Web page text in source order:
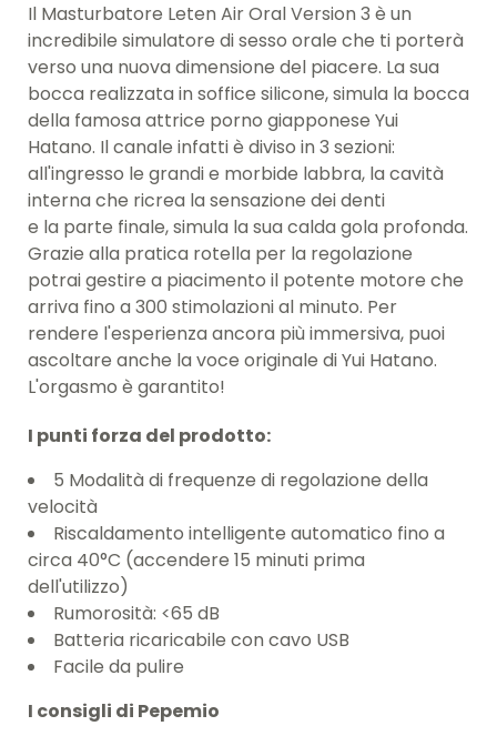
Il Masturbatore Leten Air Oral Version 3 è un
incredibile simulatore di sesso orale che ti porterà
verso una nuova dimensione del piacere. La sua
bocca realizzata in soffice silicone, simula la bocca
della famosa attrice porno giapponese Yui
Hatano. Il canale infatti è diviso in 3 sezioni:
all'ingresso le grandi e morbide labbra, la cavità
interna che ricrea la sensazione dei denti
e la parte finale, simula la sua calda gola profonda.
Grazie alla pratica rotella per la regolazione
potrai gestire a piacimento il potente motore che
arriva fino a 300 stimolazioni al minuto. Per
rendere l'esperienza ancora più immersiva, puoi
ascoltare anche la voce originale di Yui Hatano.
L'orgasmo è garantito!
I punti forza del prodotto:
5 Modalità di frequenze di regolazione della
velocità
Riscaldamento intelligente automatico fino a
circa 40°C (accendere 15 minuti prima
dell'utilizzo)
Rumorosità: <65 dB
Batteria ricaricabile con cavo USB
Facile da pulire
I consigli di Pepemio